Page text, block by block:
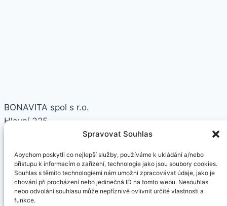
Spravovat Souhlas
Abychom poskytli co nejlepší služby, používáme k ukládání a/nebo
přístupu k informacím o zařízení, technologie jako jsou soubory cookies.
Souhlas s těmito technologiemi nám umožní zpracovávat údaje, jako je
chování při procházení nebo jedinečná ID na tomto webu. Nesouhlas
nebo odvolání souhlasu může nepříznivě ovlivnit určité vlastnosti a
funkce.
BONAVITA spol s r.o.
Hlavní 325
25163 Kunice - Vidovice
O nás
Ochrana osobních údajů
Věrnostní program